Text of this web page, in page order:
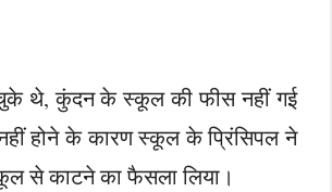
चुके थे, कुंदन के स्कूल की फीस नहीं गई
होने के कारण स्कूल के प्रिंसिपल ने
से काटने का फैसला लिया।